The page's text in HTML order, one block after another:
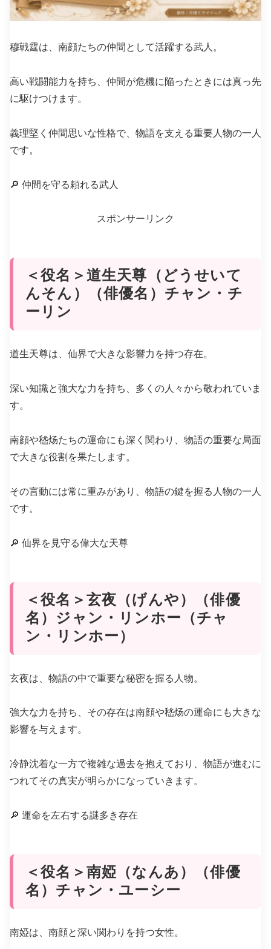
穆戦霆は、南顔たちの仲間として活躍する武人。
高い戦闘能力を持ち、仲間が危機に陥ったときには真っ先
に駆けつけます。
義理堅く仲間思いな性格で、物語を支える重要人物の一人
です。
🔎 仲間を守る頼れる武人
スポンサーリンク
＜役名＞道生天尊（どうせいて
んそん）（俳優名）チャン・チ
ーリン
道生天尊は、仙界で大きな影響力を持つ存在。
深い知識と強大な力を持ち、多くの人々から敬われていま
す。
南顔や嵇炀たちの運命にも深く関わり、物語の重要な局面
で大きな役割を果たします。
その言動には常に重みがあり、物語の鍵を握る人物の一人
です。
🔎 仙界を見守る偉大な天尊
＜役名＞玄夜（げんや）（俳優
名）ジャン・リンホー（チャ
ン・リンホー）
玄夜は、物語の中で重要な秘密を握る人物。
強大な力を持ち、その存在は南顔や嵇炀の運命にも大きな
影響を与えます。
冷静沈着な一方で複雑な過去を抱えており、物語が進むに
つれてその真実が明らかになっていきます。
🔎 運命を左右する謎多き存在
＜役名＞南婭（なんあ）（俳優
名）チャン・ユーシー
南婭は、南顔と深い関わりを持つ女性。